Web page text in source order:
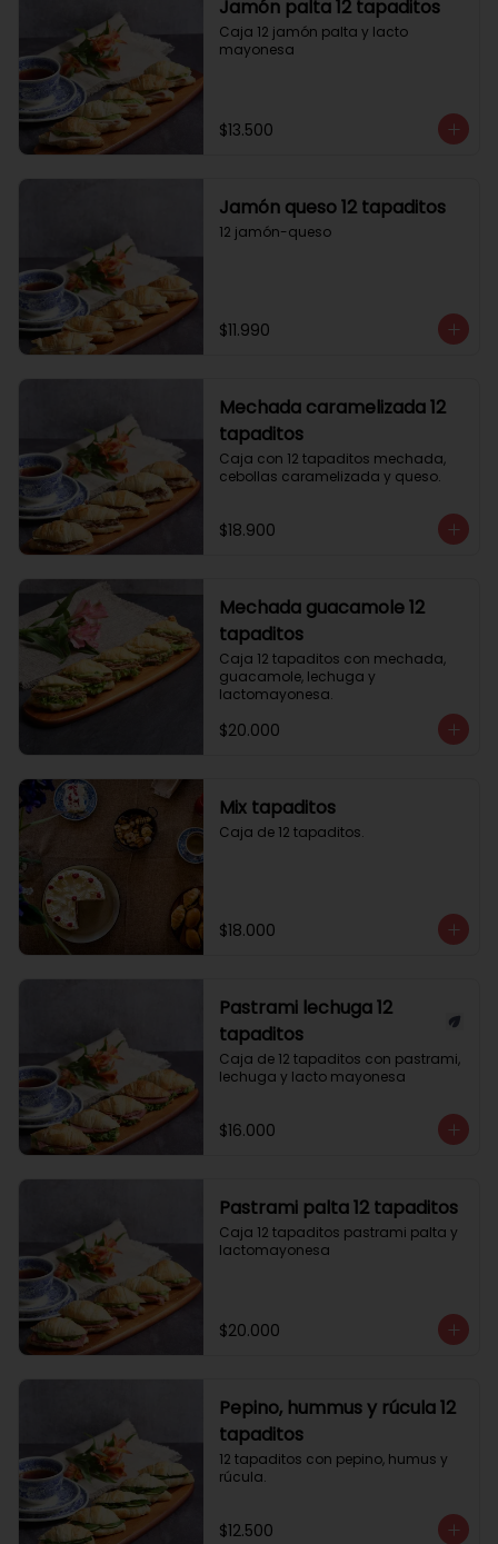
Jamón palta 12 tapaditos
Caja 12 jamón palta y lacto
mayonesa
$13.500
Jamón queso 12 tapaditos
12 jamón-queso
$11.990
Mechada caramelizada 12
tapaditos
Caja con 12 tapaditos mechada,
cebollas caramelizada y queso.
$18.900
Mechada guacamole 12
tapaditos
Caja 12 tapaditos con mechada,
guacamole, lechuga y
lactomayonesa.
$20.000
Mix tapaditos
Caja de 12 tapaditos.
$18.000
Pastrami lechuga 12
tapaditos
Caja de 12 tapaditos con pastrami,
lechuga y lacto mayonesa
$16.000
Pastrami palta 12 tapaditos
Caja 12 tapaditos pastrami palta y
lactomayonesa
$20.000
Pepino, hummus y rúcula 12
tapaditos
12 tapaditos con pepino, humus y
rúcula.
$12.500